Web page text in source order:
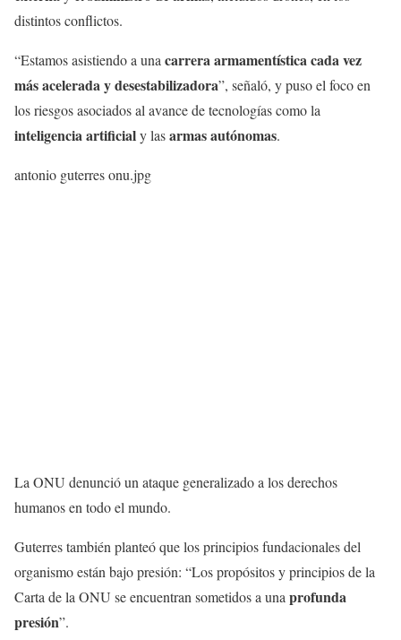
distintos conflictos.
“Estamos asistiendo a una carrera armamentística cada vez
más acelerada y desestabilizadora”, señaló, y puso el foco en
los riesgos asociados al avance de tecnologías como la
inteligencia artificialy lasarmas autónomas.
antonio guterres onu.jpg
La ONU denunció un ataque generalizado a los derechos
humanos en todo el mundo.
Guterres también planteó que los principios fundacionales del
organismo están bajo presión: “Los propósitos y principios de la
Carta de la ONU se encuentran sometidos a una profunda
presión”.